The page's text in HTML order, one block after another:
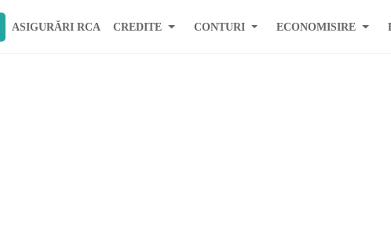
ASIGURĂRI RCA CREDITE CONTURI ECONOMISIRE